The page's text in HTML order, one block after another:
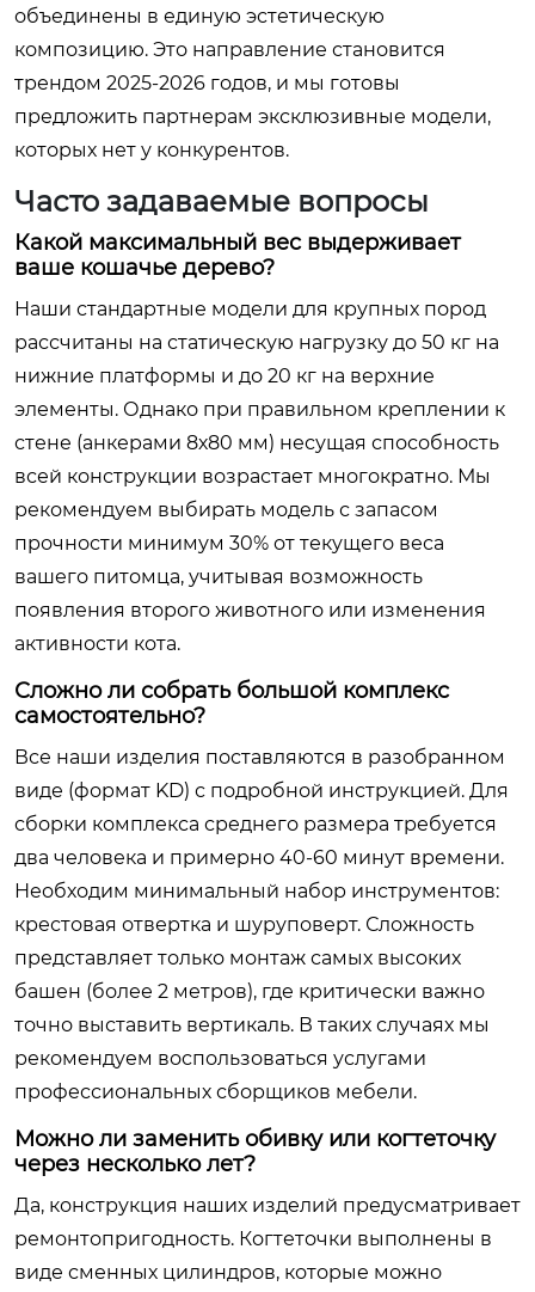
объединены в единую эстетическую
композицию. Это направление становится
трендом 2025-2026 годов, и мы готовы
предложить партнерам эксклюзивные модели,
которых нет у конкурентов.
Часто задаваемые вопросы
Какой максимальный вес выдерживает
ваше кошачье дерево?
Наши стандартные модели для крупных пород
рассчитаны на статическую нагрузку до 50 кг на
нижние платформы и до 20 кг на верхние
элементы. Однако при правильном креплении к
стене (анкерами 8х80 мм) несущая способность
всей конструкции возрастает многократно. Мы
рекомендуем выбирать модель с запасом
прочности минимум 30% от текущего веса
вашего питомца, учитывая возможность
появления второго животного или изменения
активности кота.
Сложно ли собрать большой комплекс
самостоятельно?
Все наши изделия поставляются в разобранном
виде (формат KD) с подробной инструкцией. Для
сборки комплекса среднего размера требуется
два человека и примерно 40-60 минут времени.
Необходим минимальный набор инструментов:
крестовая отвертка и шуруповерт. Сложность
представляет только монтаж самых высоких
башен (более 2 метров), где критически важно
точно выставить вертикаль. В таких случаях мы
рекомендуем воспользоваться услугами
профессиональных сборщиков мебели.
Можно ли заменить обивку или когтеточку
через несколько лет?
Да, конструкция наших изделий предусматривает
ремонтопригодность. Когтеточки выполнены в
виде сменных цилиндров, которые можно